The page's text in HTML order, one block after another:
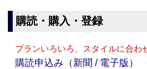
購読・購入・登録
プランいろいろ、スタイルに合わ
購読申込み（新聞 / 電子版）